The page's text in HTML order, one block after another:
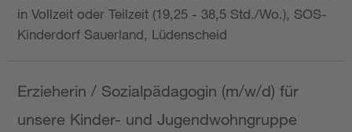
in Vollzeit oder Teilzeit (19,25 - 38,5 Std./Wo.), SOS-
Kinderdorf Sauerland, Lüdenscheid
Erzieherin / Sozialpädagogin (m/w/d) für
unsere Kinder- und Jugendwohngruppe